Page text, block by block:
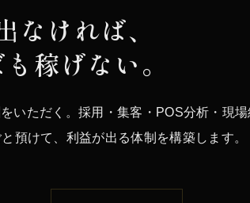
なければ、
稼げない。
いただく。採用・集客・POS分析・現
預けて、利益が出る体制を構築します。